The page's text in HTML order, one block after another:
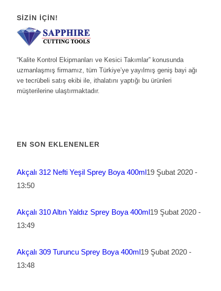
SIZIN İÇIN!
“Kalite Kontrol Ekipmanları ve Kesici Takımlar” konusunda
uzmanlaşmış firmamız, tüm Türkiye’ye yayılmış geniş bayi ağı
ve tecrübeli satış ekibi ile, ithalatını yaptığı bu ürünleri
müşterilerine ulaştırmaktadır.
EN SON EKLENENLER
Akçalı 312 Nefti Yeşil Sprey Boya 400ml19 Şubat 2020 -
13:50
Akçalı 310 Altın Yaldız Sprey Boya 400ml19 Şubat 2020 -
13:49
Akçalı 309 Turuncu Sprey Boya 400ml19 Şubat 2020 -
13:48